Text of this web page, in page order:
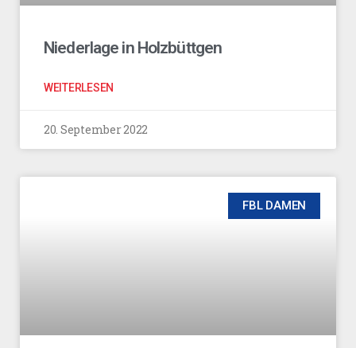
Niederlage in Holzbüttgen
WEITERLESEN
20. September 2022
FBL DAMEN